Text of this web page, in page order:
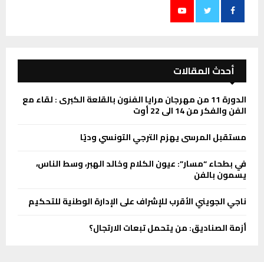
أحدث المقالات
الدورة 11 من مهرجان مرايا الفنون بالقلعة الكبرى : لقاء مع
الفن والفكر من 14 الى 22 أوت
مستقبل المرسى يهزم الترجي التونسي وديًا
في بطحاء “مسار”: عيون الكلام وخالد الهبر، وسط الناس،
يسمون بالفن
ناجي الجويني الأقرب للإشراف على الإدارة الوطنية للتحكيم
أزمة الصناديق: من يتحمل تبعات الارتجال؟